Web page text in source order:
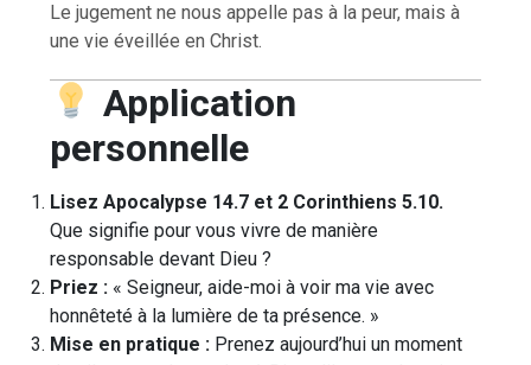
Le jugement ne nous appelle pas à la peur, mais à
une vie éveillée en Christ.
Application
personnelle
Lisez Apocalypse 14.7 et 2 Corinthiens 5.10.
Que signifie pour vous vivre de manière
responsable devant Dieu ?
Priez : « Seigneur, aide-moi à voir ma vie avec
honnêteté à la lumière de ta présence. »
Mise en pratique : Prenez aujourd’hui un moment